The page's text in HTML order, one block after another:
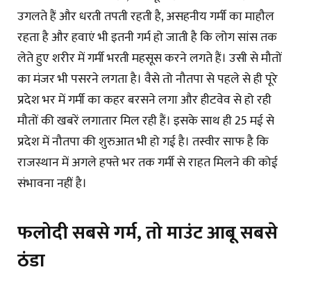
उगलते हैं और धरती तपती रहती है, असहनीय गर्मी का माहौल
रहता है और हवाएं भी इतनी गर्म हो जाती है कि लोग सांस तक
लेते हुए शरीर में गर्मी भरती महसूस करने लगते हैं। उसी से मौतों
का मंजर भी पसरने लगता है। वैसे तो नौतपा से पहले से ही पूरे
प्रदेश भर में गर्मी का कहर बरसने लगा और हीटवेव से हो रही
मौतों की खबरें लगातार मिल रही हैं। इसके साथ ही 25 मई से
प्रदेश में नौतपा की शुरुआत भी हो गई है। तस्वीर साफ है कि
राजस्थान में अगले हफ्ते भर तक गर्मी से राहत मिलने की कोई
संभावना नहीं है।
फलोदी सबसे गर्म, तो माउंट आबू सबसे
ठंडा